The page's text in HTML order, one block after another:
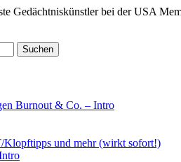
Gedächtniskünstler bei der USA
Burnout & Co. – Intro
Klopftipps und mehr (wirkt sofort!)